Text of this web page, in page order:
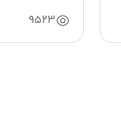
شرایط...
9523